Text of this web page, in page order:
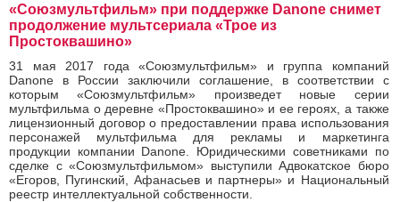
«Союзмультфильм» при поддержке Danone снимет
продолжение мультсериала «Трое из
Простоквашино»
31 мая 2017 года «Союзмультфильм» и группа компаний
Danone в России заключили соглашение, в соответствии с
которым «Союзмультфильм» произведет новые серии
мультфильма о деревне «Простоквашино» и ее героях, а также
лицензионный договор о предоставлении права использования
персонажей мультфильма для рекламы и маркетинга
продукции компании Danone. Юридическими советниками по
сделке с «Союзмультфильмом» выступили Адвокатское бюро
«Егоров, Пугинский, Афанасьев и партнеры» и Национальный
реестр интеллектуальной собственности.